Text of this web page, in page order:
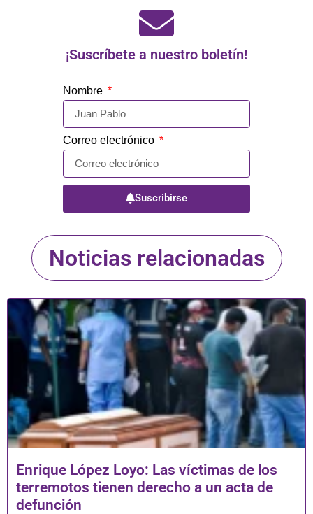
¡Suscríbete a nuestro boletín!
Nombre
Correo electrónico
Suscribirse
Noticias relacionadas
Enrique López Loyo: Las víctimas de los
terremotos tienen derecho a un acta de
defunción